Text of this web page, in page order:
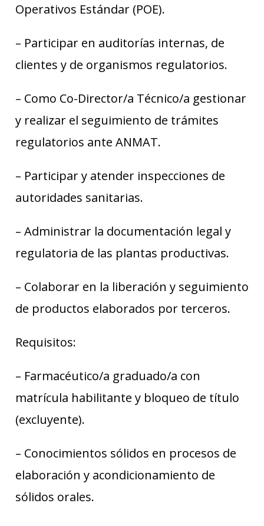
Operativos Estándar (POE).
– Participar en auditorías internas, de
clientes y de organismos regulatorios.
– Como Co-Director/a Técnico/a gestionar
y realizar el seguimiento de trámites
regulatorios ante ANMAT.
– Participar y atender inspecciones de
autoridades sanitarias.
– Administrar la documentación legal y
regulatoria de las plantas productivas.
– Colaborar en la liberación y seguimiento
de productos elaborados por terceros.
Requisitos:
– Farmacéutico/a graduado/a con
matrícula habilitante y bloqueo de título
(excluyente).
– Conocimientos sólidos en procesos de
elaboración y acondicionamiento de
sólidos orales.